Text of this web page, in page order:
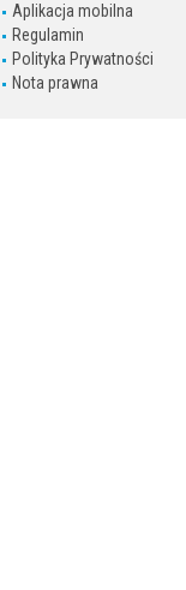
Aplikacja mobilna
Regulamin
Polityka Prywatności
Nota prawna